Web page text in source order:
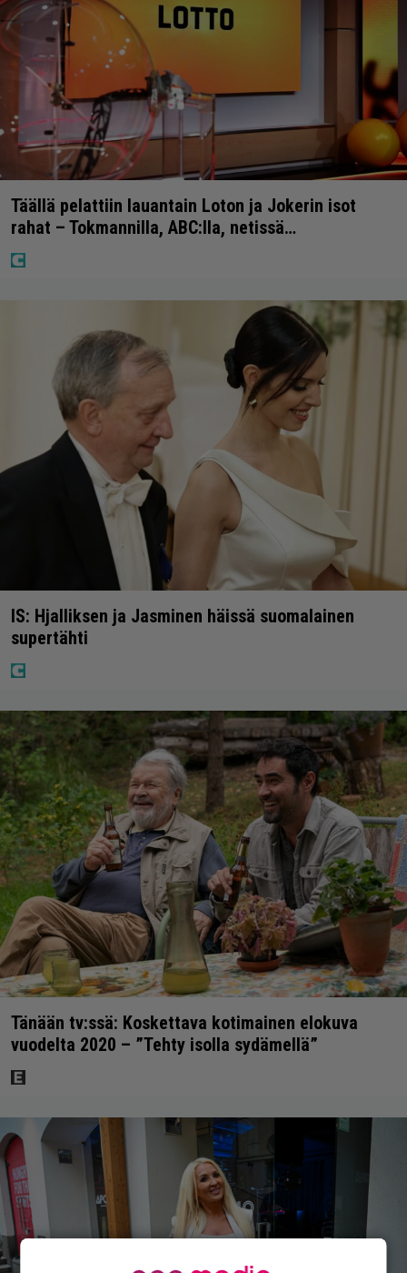
Täällä pelattiin lauantain Loton ja Jokerin isot
rahat – Tokmannilla, ABC:lla, netissä…
IS: Hjalliksen ja Jasminen häissä suomalainen
supertähti
Tänään tv:ssä: Koskettava kotimainen elokuva
vuodelta 2020 – ”Tehty isolla sydämellä”